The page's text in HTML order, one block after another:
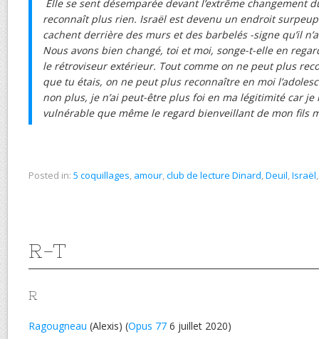
Elle se sent désemparée devant l’extrême changement
reconnaît plus rien. Israël est devenu un endroit
cachent derrière des murs et des barbelés -signe qu’il
Nous avons bien changé, toi et moi, songe-t-elle en
le rétroviseur extérieur. Tout comme on ne peut plus
que tu étais, on ne peut plus reconnaître en moi
non plus, je n’ai peut-être plus foi en ma légitimité car je
vulnérable que même le regard bienveillant de mon fils
Posted in: 5 coquillages, amour,club de lecture Dinard,Deuil,Israël
R-T
R
Ragougneau (Alexis) (Opus 77 6 juillet 2020)